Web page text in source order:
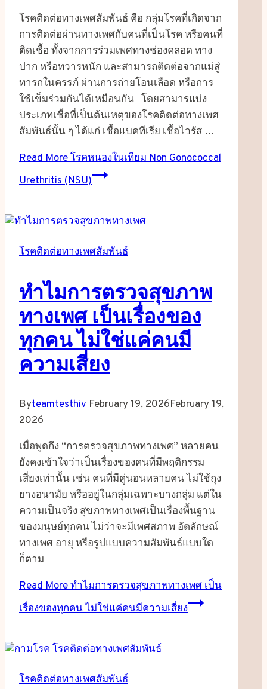
โรคติดต่อทางเพศสัมพันธ์ คือ กลุ่มโรคที่เกิดจาก
การติดต่อผ่านทางเพศกับคนที่เป็นโรค หรือคนที่
ติดเชื้อ ทั้งจากการร่วมเพศทางช่องคลอด ทาง
ปาก หรือทวารหนัก และสามารถติดต่อจากแม่สู่
ทารกในครรภ์ ผ่านการถ่ายโอนเลือด หรือการ
ใช้เข็มร่วมกันได้เหมือนกัน โดยสามารแบ่ง
ประเภทเชื้อที่เป็นต้นเหตุของโรคติดต่อทางเพศ
สัมพันธ์นั้น ๆ ได้แก่ เชื้อแบคทีเรีย เชื้อไวรัส …
Read Moreโรคหนองในเทียม Non Gonococcal
Urethritis (NSU)
โรคติดต่อทางเพศสัมพันธ์
ทำไมการตรวจสุขภาพ
ทางเพศ เป็นเรื่องของ
ทุกคน ไม่ใช่แค่คนมี
ความเสี่ยง
Byteamtesthiv February 19, 2026February 19,
2026
เมื่อพูดถึง “การตรวจสุขภาพทางเพศ” หลายคน
ยังคงเข้าใจว่าเป็นเรื่องของคนที่มีพฤติกรรม
เสี่ยงเท่านั้น เช่น คนที่มีคู่นอนหลายคน ไม่ใช้ถุง
ยางอนามัย หรืออยู่ในกลุ่มเฉพาะบางกลุ่ม แต่ใน
ความเป็นจริง สุขภาพทางเพศเป็นเรื่องพื้นฐาน
ของมนุษย์ทุกคน ไม่ว่าจะมีเพศสภาพ อัตลักษณ์
ทางเพศ อายุ หรือรูปแบบความสัมพันธ์แบบใด
ก็ตาม
Read Moreทำไมการตรวจสุขภาพทางเพศ เป็น
เรื่องของทุกคน ไม่ใช่แค่คนมีความเสี่ยง
โรคติดต่อทางเพศสัมพันธ์